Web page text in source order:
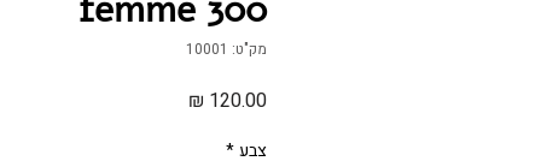
femme 300
מק"ט: 10001
צבע*